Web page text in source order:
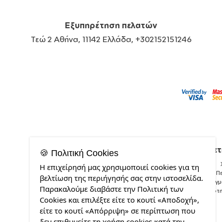
Εξυπηρέτηση πελατών
Τεώ 2 Αθήνα, 11142 Ελλάδα, +302152151246
🍪 Πολιτική Cookies
Η επιχείρησή μας χρησιμοποιεί cookies για τη
βελτίωση της περιήγησής σας στην ιστοσελίδα.
Παρακαλούμε διαβάστε την Πολιτική των
Cookies και επιλέξτε είτε το κουτί «Αποδοχή»,
είτε το κουτί «Απόρριψη» σε περίπτωση που